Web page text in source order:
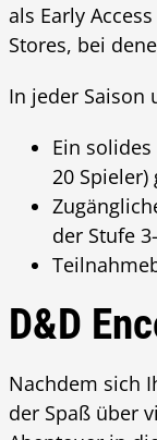
als Early
Stores, bei
In jeder Saison
Ein
20
der Stufe
D&D
Nachdem sich
der Spaß über